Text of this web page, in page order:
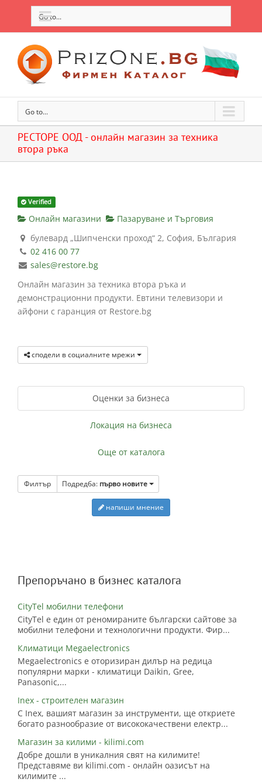
Go to...
Go to...
РЕСТОРЕ ООД - онлайн магазин за техника
втора ръка
Verified
Онлайн магазини
Пазаруване и Търговия
булевард „Шипченски проход“ 2, София, България
02 416 00 77
sales@restore.bg
Онлайн магазин за техника втора ръка и
демонстрационни продукти. Евтини телевизори и
айфони с гаранция от Restore.bg
сподели в социалните мрежи
Оценки за бизнеса
Локация на бизнеса
Още от каталога
Филтър Подредба: първо новите
напиши мнение
Препоръчано в бизнес каталога
CityTel мобилни телефони
CityTel е един от реномираните български сайтове за
мобилни телефони и технологични продукти. Фир...
Климатици Megaelectronics
Megaelectronics е оторизиран дилър на редица
популярни марки - климатици Daikin, Gree,
Panasonic,...
Inex - строителен магазин
С Inex, вашият магазин за инструменти, ще откриете
богато разнообразие от висококачествени електр...
Магазин за килими - kilimi.com
Добре дошли в уникалния свят на килимите!
Представяме ви kilimi.com - онлайн оазисът на
килимите ...